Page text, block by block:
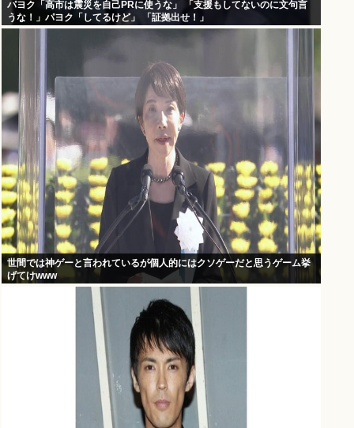
パヨク「高市は震災を自己PRに使うな」 「支援もしてないのに文句言
うな！」パヨク「してるけど」 「証拠出せ！」
世間では神ゲーと言われているが個人的にはクソゲーだと思うゲーム挙
げてけwww